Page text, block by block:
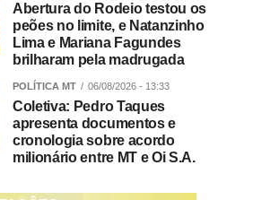
Abertura do Rodeio testou os
peões no limite, e Natanzinho
Lima e Mariana Fagundes
brilharam pela madrugada
POLÍTICA MT 06/08/2026 - 13:33
Coletiva: Pedro Taques
apresenta documentos e
cronologia sobre acordo
milionário entre MT e Oi S.A.